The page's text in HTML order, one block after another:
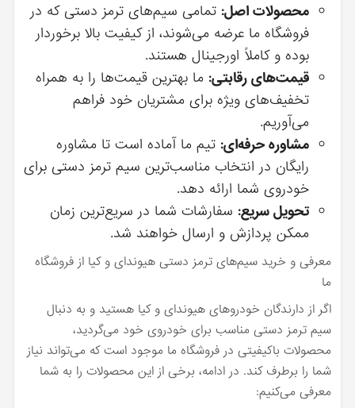
محصولات اصل: تمامی سیم‌های ترمز دستی که در
فروشگاه ما عرضه می‌شوند، از کیفیت بالا برخوردار
بوده و کاملاً اورجینال هستند.
قیمت‌های رقابتی: ما بهترین قیمت‌ها را به همراه
تخفیف‌های ویژه برای مشتریان خود فراهم
می‌آوریم.
مشاوره حرفه‌ای: تیم ما آماده است تا مشاوره
رایگان در انتخاب مناسب‌ترین سیم ترمز دستی برای
خودروی شما ارائه دهد.
تحویل سریع: سفارشات شما در سریع‌ترین زمان
ممکن پردازش و ارسال خواهند شد.
معرفی و خرید سیم‌های ترمز دستی هیوندای و کیا از فروشگاه
ما
اگر از دارندگان خودروهای هیوندای و کیا هستید و به دنبال
سیم ترمز دستی مناسب برای خودروی خود می‌گردید،
محصولات باکیفیتی در فروشگاه ما موجود است که می‌تواند نیاز
شما را برطرف کند. در ادامه، برخی از این محصولات را به شما
معرفی می‌کنیم: